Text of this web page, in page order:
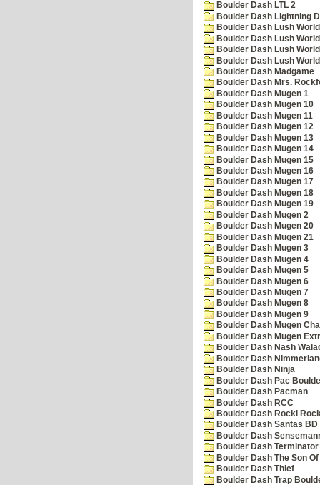
Boulder Dash LTL 2
Boulder Dash Lightning
Boulder Dash Lush
Boulder Dash Lush
Boulder Dash Lush
Boulder Dash Lush
Boulder Dash Madgame
Boulder Dash Mrs.
Boulder Dash Mugen 1
Boulder Dash Mugen 10
Boulder Dash Mugen 11
Boulder Dash Mugen 12
Boulder Dash Mugen 13
Boulder Dash Mugen 14
Boulder Dash Mugen 15
Boulder Dash Mugen 16
Boulder Dash Mugen 17
Boulder Dash Mugen 18
Boulder Dash Mugen 19
Boulder Dash Mugen 2
Boulder Dash Mugen 20
Boulder Dash Mugen 21
Boulder Dash Mugen 3
Boulder Dash Mugen 4
Boulder Dash Mugen 5
Boulder Dash Mugen 6
Boulder Dash Mugen 7
Boulder Dash Mugen 8
Boulder Dash Mugen 9
Boulder Dash Mugen
Boulder Dash Mugen
Boulder Dash Nash
Boulder Dash
Boulder Dash Ninja
Boulder Dash Pac
Boulder Dash Pacman
Boulder Dash RCC
Boulder Dash Rocki
Boulder Dash Santas
Boulder Dash
Boulder Dash
Boulder Dash The Son
Boulder Dash Thief
Boulder Dash Trap